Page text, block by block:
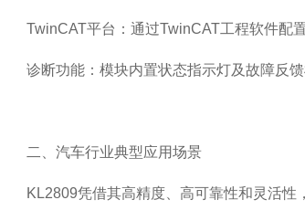
TwinCAT平台：通过TwinCAT工程软件配
诊断功能：模块内置状态指示灯及故障反
二、汽车行业典型应用场景
KL2809凭借其高精度、高可靠性和灵活性